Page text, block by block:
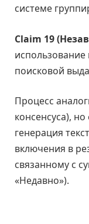
системе
Claim 19
поисковой
Процесс
консенсуса),
генерация
включения в
связанному с
«Недавно»).